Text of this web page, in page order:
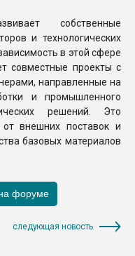
собственные
и технологических
в этой сфере
совместные проекты с
направленные на
и промышленного
решений. Это
от внешних поставок и
базовых материалов
следующая новость